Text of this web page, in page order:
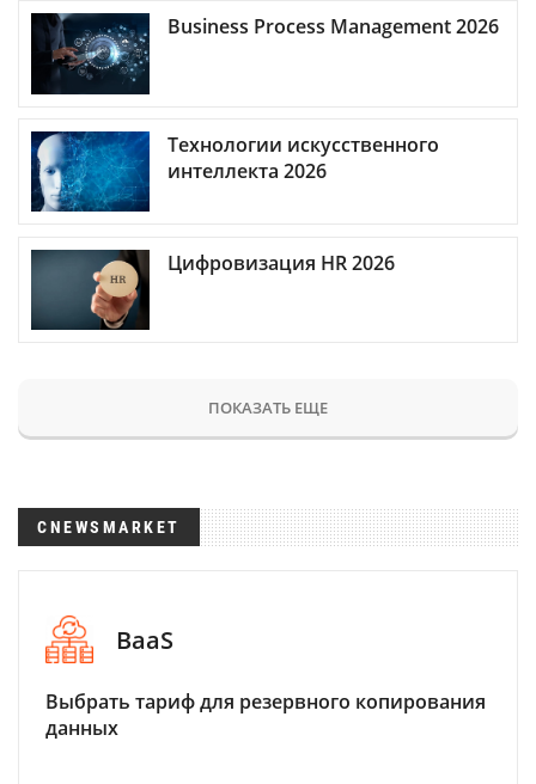
Business Process Management 2026
Технологии искусственного
интеллекта 2026
Цифровизация HR 2026
ПОКАЗАТЬ ЕЩЕ
CNEWSMARKET
BaaS
Выбрать тариф для резервного копирования
данных